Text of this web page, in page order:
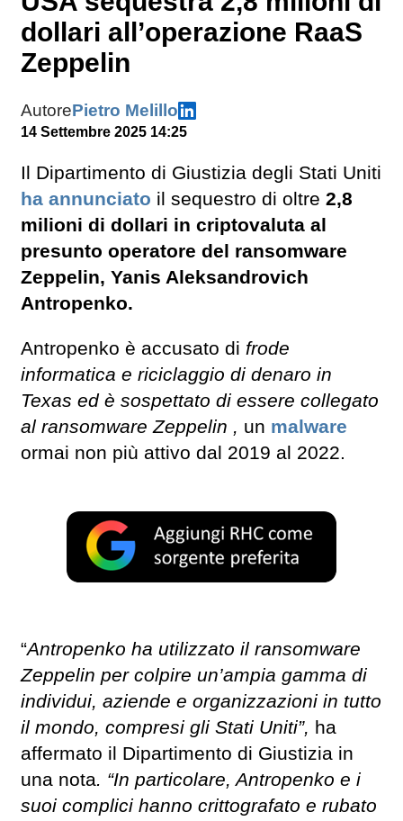
dollari all’operazione RaaS
Zeppelin
AutorePietro Melillo
14 Settembre 2025 14:25
Il Dipartimento di Giustizia degli Stati Uniti
ha annunciato il sequestro di oltre 2,8
milioni di dollari in criptovaluta al
presunto operatore del ransomware
Zeppelin, Yanis Aleksandrovich
Antropenko.
Antropenko è accusato di frode
informatica e riciclaggio di denaro in
Texas ed è sospettato di essere collegato
al ransomware Zeppelin , un malware
ormai non più attivo dal 2019 al 2022.
“Antropenko ha utilizzato il ransomware
Zeppelin per colpire un’ampia gamma di
individui, aziende e organizzazioni in tutto
il mondo, compresi gli Stati Uniti”, ha
affermato il Dipartimento di Giustizia in
una nota. “In particolare, Antropenko e i
suoi complici hanno crittografato e rubato